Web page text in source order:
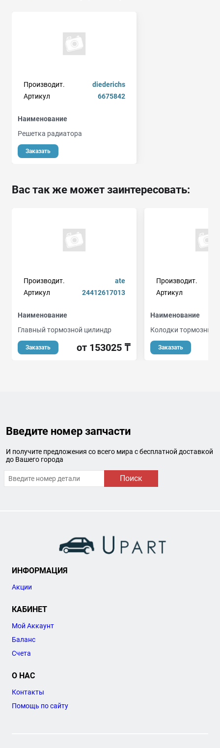
Производит.
diederichs
Артикул
6675842
Наименование
Решетка радиатора
Заказать
Вас так же может заинтересовать:
Производит.
ate
Артикул
24412617013
Наименование
Главный тормозной цилиндр
Заказать от 153025 ₸
Производит.
Артикул
Наименование
Колодки тормозные
Заказать
Введите номер запчасти
И получите предложения со всего мира с бесплатной доставкой
до Вашего города
Поиск
ИНФОРМАЦИЯ
Акции
КАБИНЕТ
Мой Аккаунт
Баланс
Счета
О НАС
Контакты
Помощь по сайту